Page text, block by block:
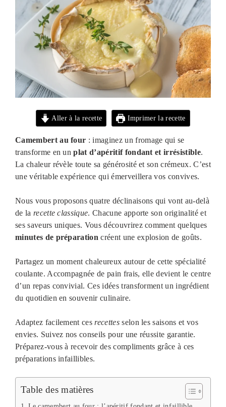
Aller à la recette Imprimer la recette
Camembert au four : imaginez un fromage qui se
transforme en unplat d’apéritif fondant et irrésistible.
La chaleur révèle toute sa générosité et son crémeux. C’est
une véritable expérience qui émerveillera vos convives.
Nous vous proposons quatre déclinaisons qui vont au-delà
de la recette classique. Chacune apporte son originalité et
ses saveurs uniques. Vous découvrirez comment quelques
minutes de préparation créent une explosion de goûts.
Partagez un moment chaleureux autour de cette spécialité
coulante. Accompagnée de pain frais, elle devient le centre
d’un repas convivial. Ces idées transforment un ingrédient
du quotidien en souvenir culinaire.
Adaptez facilement ces recettesselon les saisons et vos
envies. Suivez nos conseils pour une réussite garantie.
Préparez-vous à recevoir des compliments grâce à ces
préparations infaillibles.
Table des matières